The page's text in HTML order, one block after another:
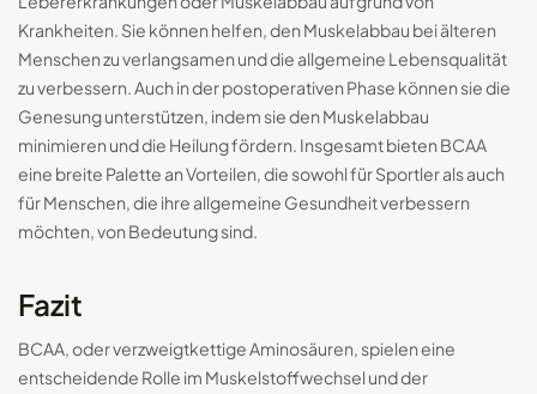
Krankheiten. Sie können helfen, den Muskelabbau bei älteren
Menschen zu verlangsamen und die allgemeine Lebensqualität
zu verbessern. Auch in der postoperativen Phase können sie die
Genesung unterstützen, indem sie den Muskelabbau
minimieren und die Heilung fördern. Insgesamt bieten BCAA
eine breite Palette an Vorteilen, die sowohl für Sportler als auch
für Menschen, die ihre allgemeine Gesundheit verbessern
möchten, von Bedeutung sind.
Fazit
BCAA, oder verzweigtkettige Aminosäuren, spielen eine
entscheidende Rolle im Muskelstoffwechsel und der